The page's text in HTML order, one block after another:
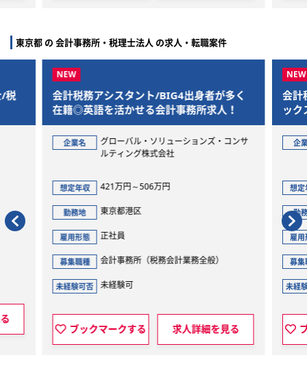
東京都 の 会計事務所・税理士法人 の求人・転職案件
/税
会計税務アシスタント/BIG4出身者が多く
在籍◎英語を活かせる会計事務所求人！
企業名
グローバル・ソリューションズ・コンサ
ルティング株式会社
想定年収 421万円～506万円
勤務地 東京都港区
雇用形態 正社員
募集職種 会計事務所（税務会計業務全般）
未経験可否 未経験可
ブックマークする 求人詳細を見る
会計
ッ
企
想定
勤
雇用
募集
未経